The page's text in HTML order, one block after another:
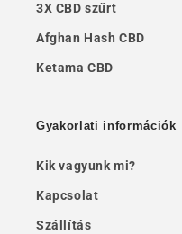
3X CBD szűrt
Afghan Hash CBD
Ketama CBD
Gyakorlati információk
Kik vagyunk mi?
Kapcsolat
Szállítás